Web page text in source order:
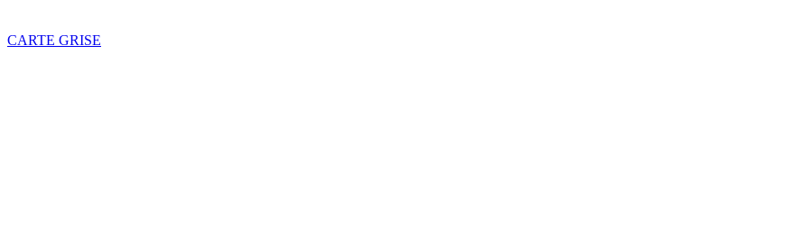
CARTE GRISE